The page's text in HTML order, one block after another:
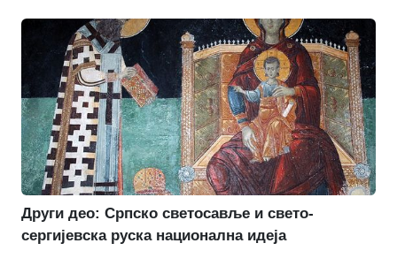
Други део: Српско светосавље и свето-
сергијевска руска национална идеја